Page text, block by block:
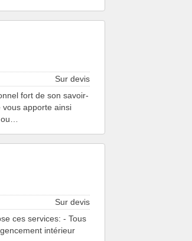
Sur devis
fort de son savoir-
vous apporte ainsi
Sur devis
ces services: - Tous
intérieur